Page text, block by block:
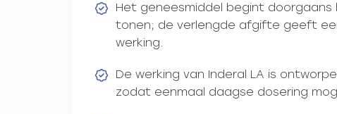
Het geneesmiddel begint doorgaans
tonen; de verlengde afgifte geeft
werking.
De werking van Inderal LA is
zodat eenmaal daagse dosering